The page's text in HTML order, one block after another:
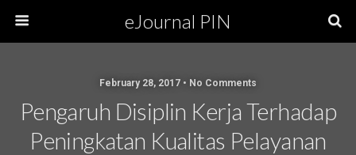
eJournal PIN
February 28, 2017 • No Comments
Pengaruh Disiplin Kerja Terhadap
Peningkatan Kualitas Pelayanan